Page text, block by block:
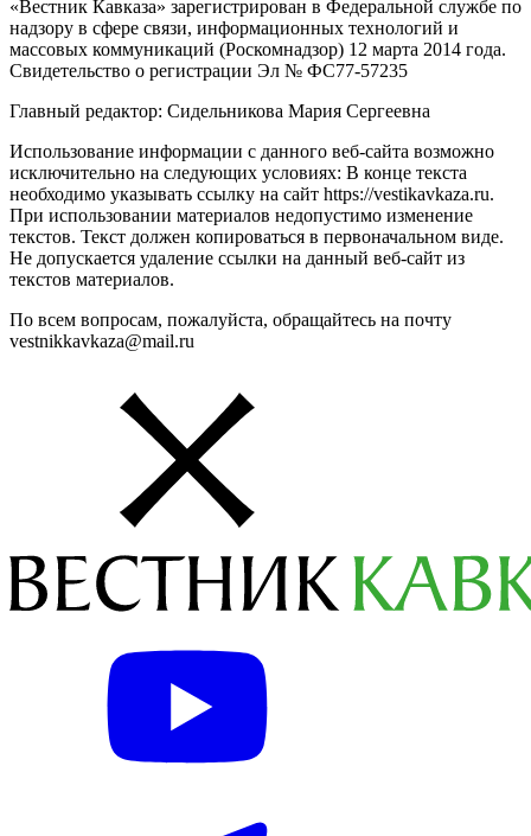
«Вестник Кавказа» зарегистрирован в Федеральной службе по
надзору в сфере связи, информационных технологий и
массовых коммуникаций (Роскомнадзор) 12 марта 2014 года.
Свидетельство о регистрации Эл № ФС77-57235
Главный редактор: Сидельникова Мария Сергеевна
Использование информации с данного веб-сайта возможно
исключительно на следующих условиях: В конце текста
необходимо указывать ссылку на сайт https://vestikavkaza.ru.
При использовании материалов недопустимо изменение
текстов. Текст должен копироваться в первоначальном виде.
Не допускается удаление ссылки на данный веб-сайт из
текстов материалов.
По всем вопросам, пожалуйста, обращайтесь на почту
vestnikkavkaza@mail.ru